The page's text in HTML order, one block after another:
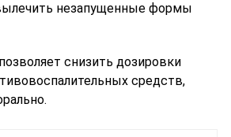
незапущенные формы
снизить дозировки
средств,